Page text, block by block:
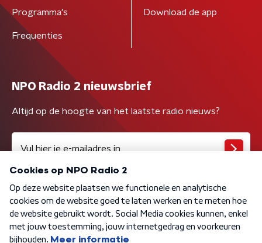
Programma's
Frequenties
Download de app
NPO Radio 2 nieuwsbrief
Altijd op de hoogte van het laatste radio nieuws?
Algemene voorwaarden